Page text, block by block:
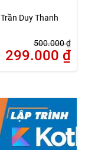
Trần Duy Thanh
500.000₫
299.000 ₫